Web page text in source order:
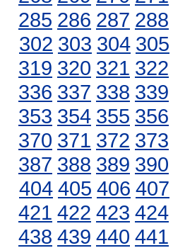
285 286 287 288
302 303 304 305
319 320 321 322
336 337 338 339
353 354 355 356
370 371 372 373
387 388 389 390
404 405 406 407
421 422 423 424
438 439 440 441